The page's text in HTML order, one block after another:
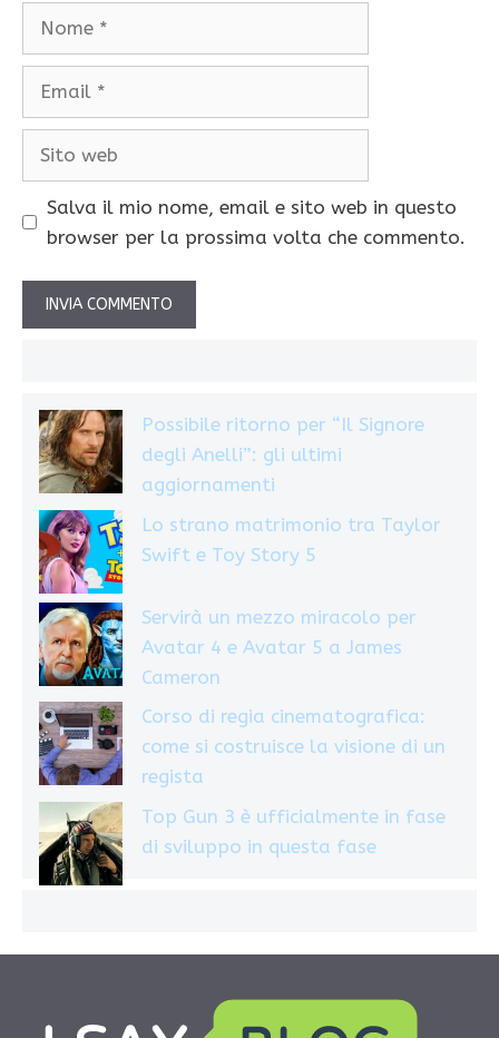
Salva il mio nome, email e sito web in questo
browser per la prossima volta che commento.
Possibile ritorno per “Il Signore
degli Anelli”: gli ultimi
aggiornamenti
Lo strano matrimonio tra Taylor
Swift e Toy Story 5
Servirà un mezzo miracolo per
Avatar 4 e Avatar 5 a James
Cameron
Corso di regia cinematografica:
come si costruisce la visione di un
regista
Top Gun 3 è ufficialmente in fase
di sviluppo in questa fase